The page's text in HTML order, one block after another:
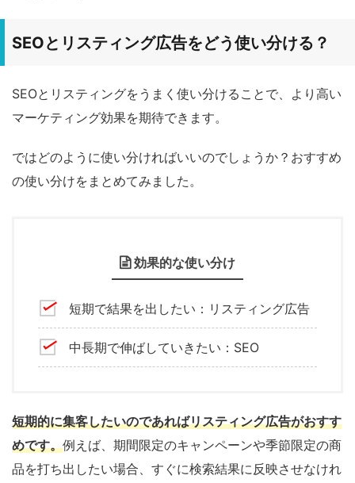
SEOとリスティング広告をどう使い分ける？
SEOとリスティングをうまく使い分けることで、より高い
マーケティング効果を期待できます。
ではどのように使い分ければいいのでしょうか？おすすめ
の使い分けをまとめてみました。
効果的な使い分け
短期で結果を出したい：リスティング広告
中長期で伸ばしていきたい：SEO
短期的に集客したいのであればリスティング広告がおすす
めです。例えば、期間限定のキャンペーンや季節限定の商
品を打ち出したい場合、すぐに検索結果に反映させなけれ